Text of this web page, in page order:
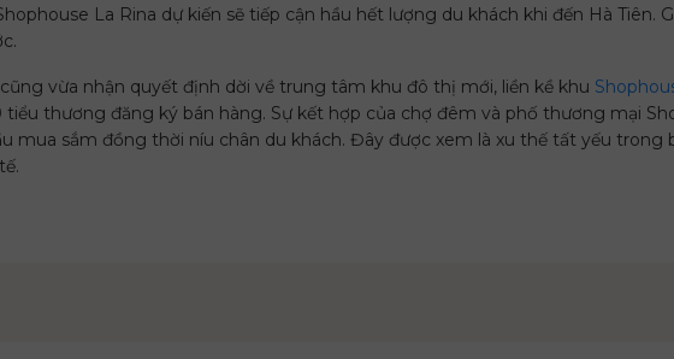
La Rina dự kiến sẽ tiếp cận hầu hết lượng du khách khi đến Hà Tiên.
vừa nhận quyết định dời về trung tâm khu đô thị mới, liền kề khu
tiểu thương đăng ký bán hàng. Sự kết hợp của chợ đêm và phố thương mại
mua sắm đồng thời níu chân du khách. Đây được xem là xu thế tất yếu trong